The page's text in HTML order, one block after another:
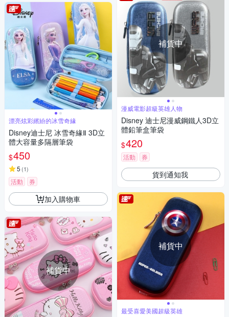
漂亮炫彩繽紛的冰雪奇緣
Disney迪士尼 冰雪奇緣Ⅱ 3D立
體大容量多隔層筆袋
$450
5 (1)
活動 券
加入購物車
補貨中
補貨中
漫威電影超級英雄人物
Disney 迪士尼漫威鋼鐵人3D立
體鉛筆盒筆袋
$420
活動 券
貨到通知我
補貨中
最受喜愛美國超級英雄